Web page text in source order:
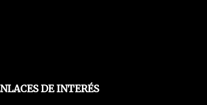
DE INTERÉS